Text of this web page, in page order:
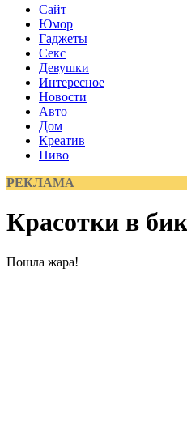
Сайт
Юмор
Гаджеты
Секс
Девушки
Интересное
Новости
Авто
Дом
Креатив
Пиво
РЕКЛАМА
Красотки в
Пошла жара!